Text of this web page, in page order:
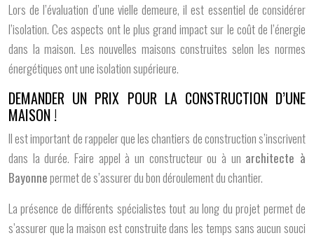
Lors de l’évaluation d’une vielle demeure, il est essentiel de considérer
l’isolation. Ces aspects ont le plus grand impact sur le coût de l’énergie
dans la maison. Les nouvelles maisons construites selon les normes
énergétiques ont une isolation supérieure.
DEMANDER UN PRIX POUR LA CONSTRUCTION D’UNE
MAISON !
Il est important de rappeler que les chantiers de construction s’inscrivent
dans la durée. Faire appel à un constructeur ou à un architecte à
Bayonnepermet de s’assurer du bon déroulement du chantier.
La présence de différents spécialistes tout au long du projet permet de
s’assurer que la maison est construite dans les temps sans aucun souci